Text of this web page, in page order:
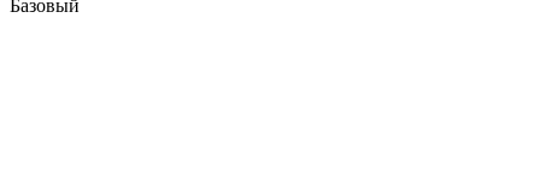
Базовый